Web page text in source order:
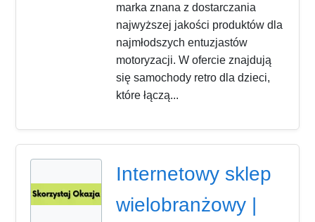
marka znana z dostarczania
najwyższej jakości produktów dla
najmłodszych entuzjastów
motoryzacji. W ofercie znajdują
się samochody retro dla dzieci,
które łączą...
Internetowy sklep
wielobranżowy |